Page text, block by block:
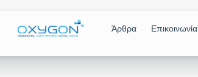
Άρθρα Επικοινωνία